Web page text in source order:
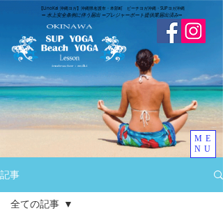
​【LinoKai 沖縄ヨガ】沖縄県名護市・本部町 ビーチヨガ沖縄・SUPヨガ沖縄
➖ 水上安全条例に伴う届出 ➖​プレジャーボート提供業届出済み➖
ME
NU
記事
全ての記事